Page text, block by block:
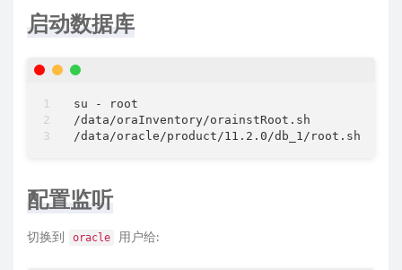
# hr   : Croatian
# cs   : Czech                    pt
# ar_EG: Egyptian                 zh_CN:
# et   : Estonian
# fi   : Finnish
# de   : German
# hu   : Hungarian
# is   : Icelandic
# it   :
启动数据库
su - root
/data/oraInventory/orainstRoot.sh
配置监听
切换到 oracle 用户给: